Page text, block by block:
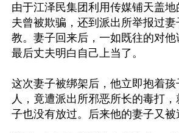
由于江泽民集团利用传媒铺天盖
夫曾被欺骗，还到派出所举报过
教。妻子回来后，一如既往的对他
最后丈夫明白自己上当了。
这次妻子被绑架后，他立即抱着
人，竟遭派出所邪恶所长的毒打
子也没有放过。后来他的妻子又被